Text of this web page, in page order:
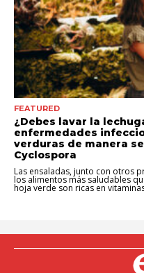
FEATURED
¿Debes lavar la
enfermedades
verduras de manera
Cyclospora
Las ensaladas, junto con otros
los alimentos más saludables
hoja verde son ricas en